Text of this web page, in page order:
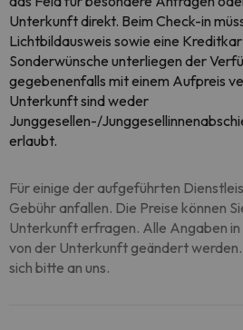
Unterkunft direkt. Beim Check-in
Lichtbildausweis sowie eine
Sonderwünsche unterliegen der
gegebenenfalls mit einem Aufpreis
Unterkunft sind weder
Junggesellen-/
erlaubt.
Für einige der aufgeführten
Gebühr anfallen. Die Preise können
Unterkunft erfragen. Alle Angaben in
von der Unterkunft geändert werden.
sich bitte an uns.